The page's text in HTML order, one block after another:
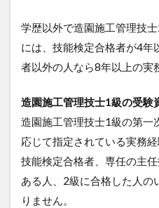
学歴以外で造園施工管理技
には、技能検定合格者が4年
者以外の人なら8年以上の実
造園施工管理技士1級の受験
造園施工管理技士1級の第一
応じて指定されている実務
技能検定合格者、専任の主
ある人、2級に合格した人の
りません。